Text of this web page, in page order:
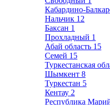
Кабардино-
Нальчик 12
Баксан 1
Прохладный 1
Абай область 15
Семей 15
Туркестанская
Шымкент 8
Туркестан 5
Кентау 2
Республика